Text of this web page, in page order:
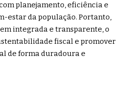
planejamento, eficiência e
estar da população. Portanto,
integrada e transparente, o
fiscal e promover
de forma duradoura e